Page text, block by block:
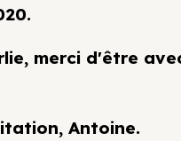
merci d'être
Antoine.